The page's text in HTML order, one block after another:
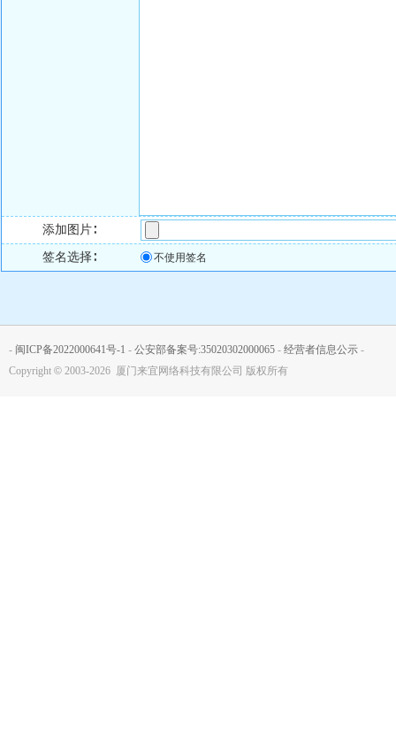
添加图片∶
签名选择∶ 不使用签名
- 闽ICP备2022000641号-1 - 公安部备案号:35020302000065 - 经营者信息公示 -
Copyright © 2003-2026 厦门来宜网络科技有限公司 版权所有